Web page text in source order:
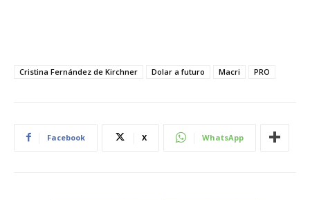
Cristina Fernández de Kirchner Dolar a futuro Macri PRO
Facebook X WhatsApp